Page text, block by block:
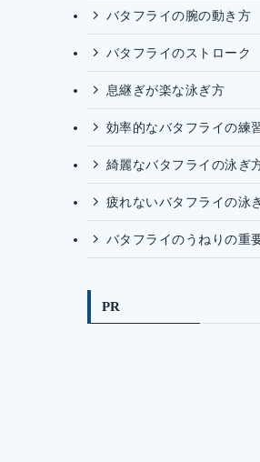
バタフライの腕の動き方
バタフライのストローク
息継ぎが楽な泳ぎ方
効率的なバタフライの練
綺麗なバタフライの泳ぎ
疲れないバタフライの泳
バタフライのうねりの重
PR